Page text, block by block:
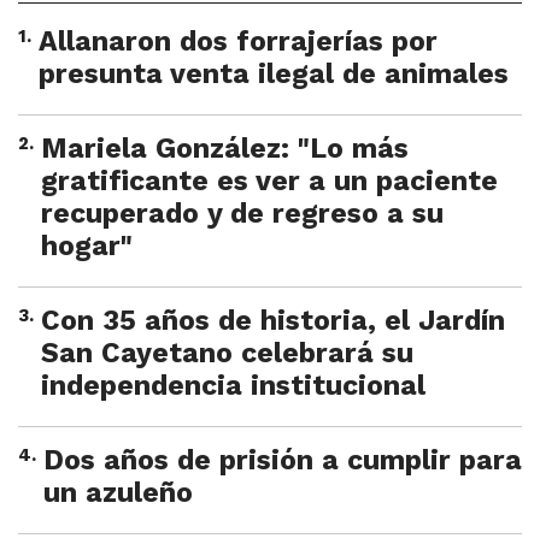
1. Allanaron dos forrajerías por
presunta venta ilegal de animales
2. Mariela González: "Lo más
gratificante es ver a un paciente
recuperado y de regreso a su
hogar"
3. Con 35 años de historia, el Jardín
San Cayetano celebrará su
independencia institucional
4. Dos años de prisión a cumplir para
un azuleño